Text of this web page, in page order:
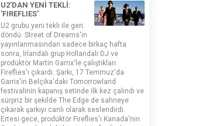
U2'DAN YENİ TEKLİ:
'FIREFLIES'
U2 grubu yeni tekli ile geri
döndü. Street of Dreams'in
yayınlanmasından sadece birkaç hafta
sonra, İrlandalı grup Hollandalı DJ ve
prodüktör Martin Garrix'le çalıştıkları
Fireflies'ı çıkardı. Şarkı, 17 Temmuz'da
Garrix'in Belçika'daki Tomorrowland
festivalinin kapanış setinde ilk kez çalındı ​​ve
sürpriz bir şekilde The Edge de sahneye
çıkarak şarkıyı canlı olarak seslendirdi.
Ertesi gece, prodüktör Fireflies'ı Kanada'nın